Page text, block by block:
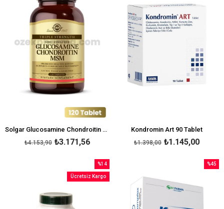
Solgar Glucosamine Chondroitin MSM 120 Tablet
₺3.171,56
₺4.153,90
Kondromin Art 90 Tablet
₺1.145,00
₺1.398,00
%14
İndirim
Ücretsiz Kargo
%45